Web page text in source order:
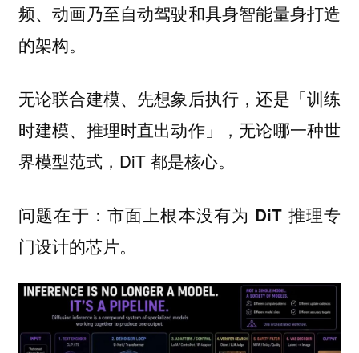
频、动画乃至自动驾驶和具身智能量身打造
的架构。
无论联合建模、先想象后执行，还是「训练
时建模、推理时直出动作」，无论哪一种世
界模型范式，DiT 都是核心。
问题在于： 市面上根本没有为 DiT 推理专
门设计的芯片。